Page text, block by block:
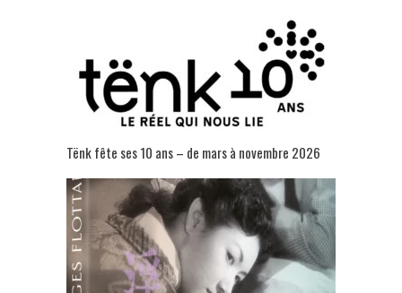
Tënk fête ses 10 ans – de mars à novembre 2026